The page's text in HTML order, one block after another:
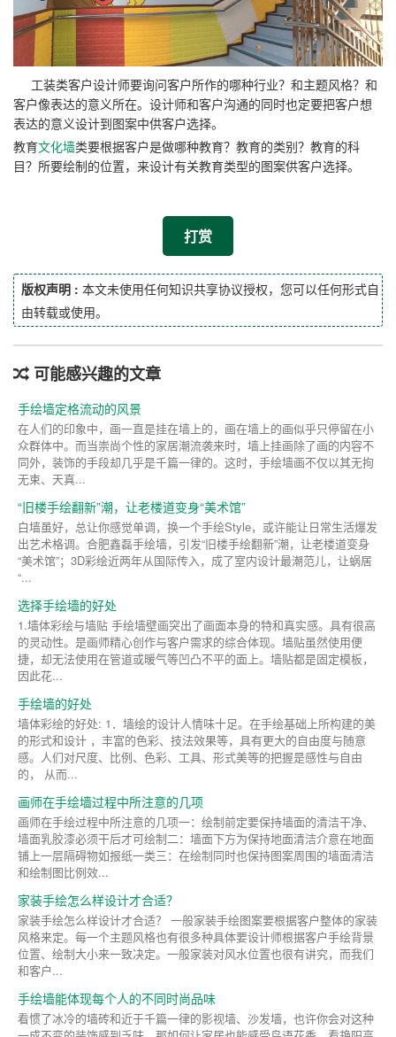
工装类客户设计师要询问客户所作的哪种行业？和主题风格？和
客户像表达的意义所在。设计师和客户沟通的同时也定要把客户想
表达的意义设计到图案中供客户选择。
教育文化墙类要根据客户是做哪种教育？教育的类别？教育的科
目？所要绘制的位置，来设计有关教育类型的图案供客户选择。
打赏
版权声明 : 本文未使用任何知识共享协议授权，您可以任何形式自
由转载或使用。
可能感兴趣的文章
手绘墙定格流动的风景
在人们的印象中，画一直是挂在墙上的，画在墙上的画似乎只停留在小
众群体中。而当崇尚个性的家居潮流袭来时，墙上挂画除了画的内容不
同外，装饰的手段却几乎是千篇一律的。这时，手绘墙画不仅以其无拘
无束、天真...
“旧楼手绘翻新”潮，让老楼道变身“美术馆”
白墙虽好，总让你感觉单调，换一个手绘Style，或许能让日常生活爆发
出艺术格调。合肥鑫磊手绘墙，引发“旧楼手绘翻新”潮，让老楼道变身
“美术馆”；3D彩绘近两年从国际传入，成了室内设计最潮范儿，让蜗居
“...
选择手绘墙的好处
1.墙体彩绘与墙贴 手绘墙壁画突出了画面本身的特和真实感。具有很高
的灵动性。是画师精心创作与客户需求的综合体现。墙贴虽然使用便
捷，却无法使用在管道或暖气等凹凸不平的面上。墙贴都是固定模板，
因此花...
手绘墙的好处
墙体彩绘的好处: 1．墙绘的设计人情味十足。在手绘基础上所构建的美
的形式和设计 ，丰富的色彩、技法效果等，具有更大的自由度与随意
感。人们对尺度、比例、色彩、工具、形式美等的把握是感性与自由
的， 从而...
画师在手绘墙过程中所注意的几项
画师在手绘过程中所注意的几项一：绘制前定要保持墙面的清洁干净、
墙面乳胶漆必须干后才可绘制二：墙面下方为保持地面清洁介意在地面
铺上一层隔碍物如报纸一类三：在绘制同时也保持图案周围的墙面清洁
和绘制图比例效...
家装手绘怎么样设计才合适？
家装手绘怎么样设计才合适？ 一般家装手绘图案要根据客户整体的家装
风格来定。每一个主题风格也有很多种具体要设计师根据客户手绘背景
位置、绘制大小来一致决定。一般家装对风水位置也很有讲究，而我们
和客户...
手绘墙能体现每个人的不同时尚品味
看惯了冰冷的墙砖和近于千篇一律的影视墙、沙发墙，也许你会对这种